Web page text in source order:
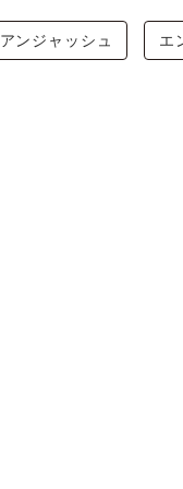
アンジャッシュ エ